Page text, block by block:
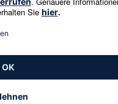
Kundenbewertung